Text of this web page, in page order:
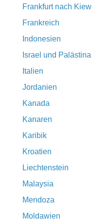
Frankfurt nach Kiew
Frankreich
Indonesien
Israel und Palästina
Italien
Jordanien
Kanada
Kanaren
Karibik
Kroatien
Liechtenstein
Malaysia
Mendoza
Moldawien